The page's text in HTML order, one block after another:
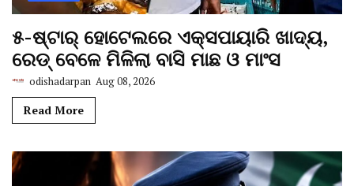
୫-ଷ୍ଟାର୍ ହୋଟେଲରେ ଏକ୍ସପାୟାରି ଖାଦ୍ୟ,
ରେଡ୍ ବେଳେ ମିଳିଲା ବାସି ମାଛ ଓ ମାଂସ
odishadarpan Aug 08, 2026
Read More